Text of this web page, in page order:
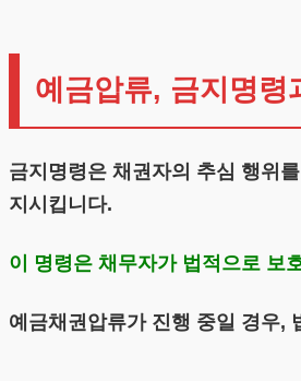
예금압류, 금지명령
금지명령은 채권자의 추심 행위
지시킵니다.
이 명령은 채무자가 법적으로 보
예금채권압류가 진행 중일 경우,